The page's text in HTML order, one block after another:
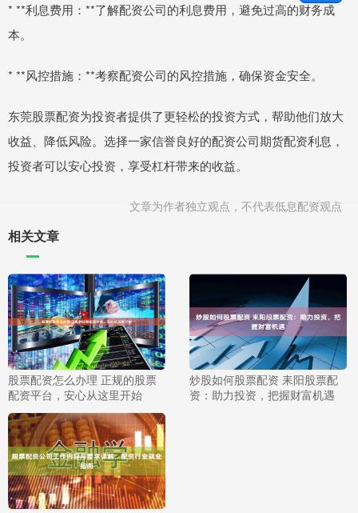
* **利息费用：**了解配资公司的利息费用，避免过高的财务成
本。
* **风控措施：**考察配资公司的风控措施，确保资金安全。
东莞股票配资为投资者提供了更轻松的投资方式，帮助他们放大
收益、降低风险。选择一家信誉良好的配资公司期货配资利息，
投资者可以安心投资，享受杠杆带来的收益。
文章为作者独立观点，不代表低息配资观点
相关文章
股票配资怎么办理 正规的股票
配资平台，安心从这里开始
炒股如何股票配资 耒阳股票配
资：助力投资，把握财富机遇